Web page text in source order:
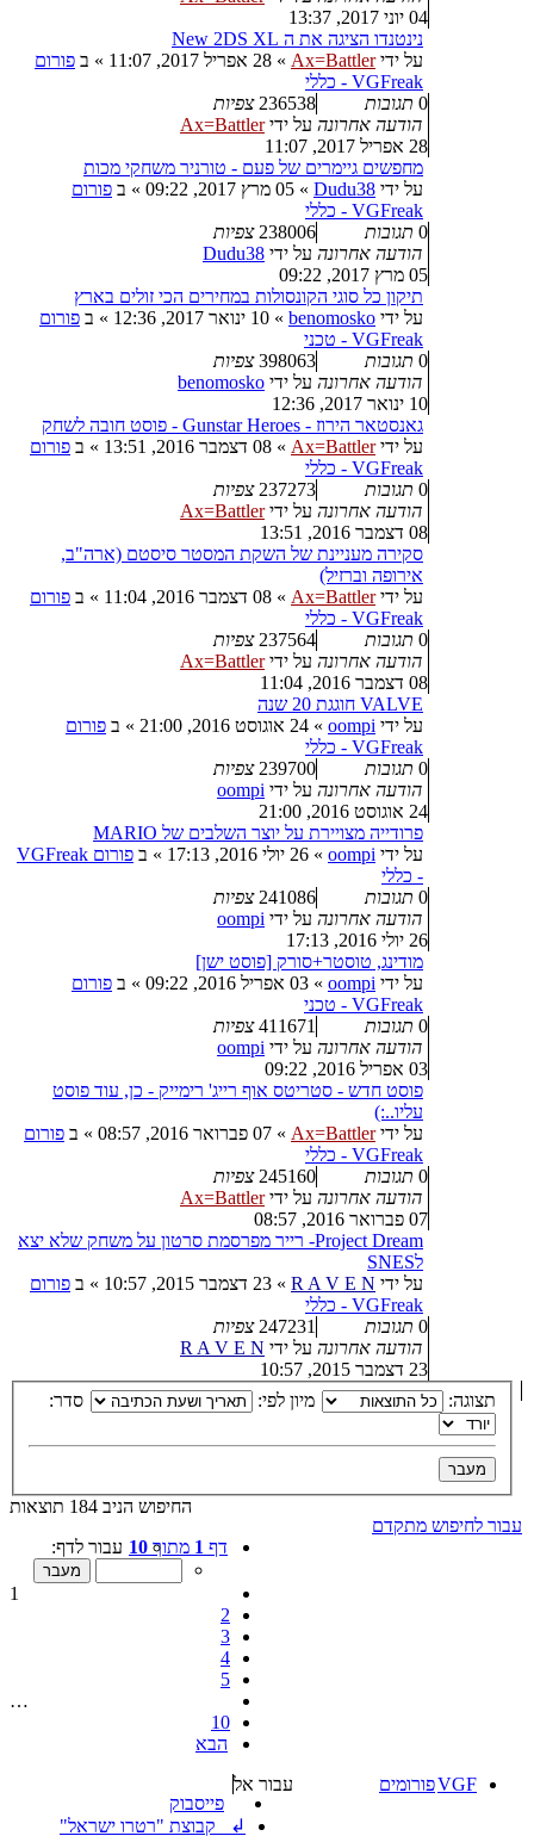
04 יוני 2017, 13:37
נינטנדו הציגה את ה New 2DS XL
על ידיAx=Battler
» 28 אפריל 2017, 11:07 » ב פורום
VGFreak - כללי
0 תגובות 236538 צפיות
הודעה אחרונה על ידיAx=Battler
28 אפריל 2017, 11:07
מחפשים גיימרים של פעם - טורניר משחקי מכות
על ידי Dudu38
» 05 מרץ 2017, 09:22 » ב פורום
VGFreak - כללי
0 תגובות 238006 צפיות
הודעה אחרונה על ידי Dudu38
05 מרץ 2017, 09:22
תיקון כל סוגי הקונסולות במחירים הכי זולים בארץ
על ידי benomosko
» 10 ינואר 2017, 12:36 » ב פורום
VGFreak - טכני
0 תגובות 398063 צפיות
הודעה אחרונה על ידי benomosko
10 ינואר 2017, 12:36
גאנסטאר הירוז - Gunstar Heroes - פוסט חובה לשחק
על ידיAx=Battler
» 08 דצמבר 2016, 13:51 » ב פורום
VGFreak - כללי
0 תגובות 237273 צפיות
הודעה אחרונה על ידיAx=Battler
08 דצמבר 2016, 13:51
סקירה מעניינת של השקת המסטר סיסטם (ארה"ב,
אירופה וברזיל)
על ידיAx=Battler
» 08 דצמבר 2016, 11:04 » ב פורום
VGFreak - כללי
0 תגובות 237564 צפיות
הודעה אחרונה על ידיAx=Battler
08 דצמבר 2016, 11:04
VALVE חוגגת 20 שנה
על ידי oompi
» 24 אוגוסט 2016, 21:00 » ב פורום
VGFreak - כללי
0 תגובות 239700 צפיות
הודעה אחרונה על ידי oompi
24 אוגוסט 2016, 21:00
פרודייה מצויירת על יוצר השלבים של MARIO
על ידי oompi
» 26 יולי 2016, 17:13 » ב
פורום VGFreak
- כללי
0 תגובות 241086 צפיות
הודעה אחרונה על ידי oompi
26 יולי 2016, 17:13
מודינג, טוסטר+סורק [פוסט ישן]
על ידי oompi
» 03 אפריל 2016, 09:22 » ב פורום
VGFreak - טכני
0 תגובות 411671 צפיות
הודעה אחרונה על ידי oompi
03 אפריל 2016, 09:22
פוסט חדש - סטריטס אוף רייג' רימייק - כן, עוד פוסט
עליו..:)
על ידיAx=Battler
» 07 פברואר 2016, 08:57 » ב פורום
VGFreak - כללי
0 תגובות 245160 צפיות
הודעה אחרונה על ידיAx=Battler
07 פברואר 2016, 08:57
Project Dream- רייר מפרסמת סרטון על משחק שלא יצא
לSNES
על ידי R A V E N
» 23 דצמבר 2015, 10:57 » ב פורום
VGFreak - כללי
0 תגובות 247231 צפיות
הודעה אחרונה על ידי R A V E N
23 דצמבר 2015, 10:57
תצוגה:
מיון לפי: סדר:
החיפוש הניב 184 תוצאות
דף 1 מתוך 10 עבור לדף:
1
2
3
4
5
…
10
הבא
עבור לחיפוש מתקדם
עבור אל
פייסבוק
↲ קבוצת "רטרו ישראל"
VGFפורומים